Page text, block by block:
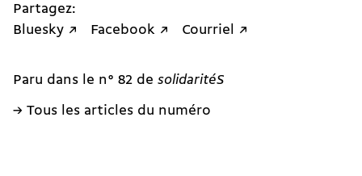
Partagez:
Bluesky ↗
Facebook ↗ Courriel ↗
Paru dans le n° 82 de solidaritéS
→ Tous les articles du numéro